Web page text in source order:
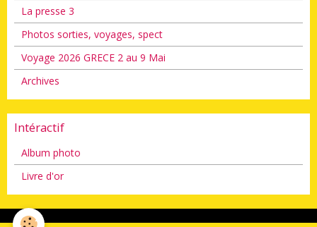
La presse 3
Photos sorties, voyages, spect
Voyage 2026 GRECE 2 au 9 Mai
Archives
Intéractif
Album photo
Livre d'or